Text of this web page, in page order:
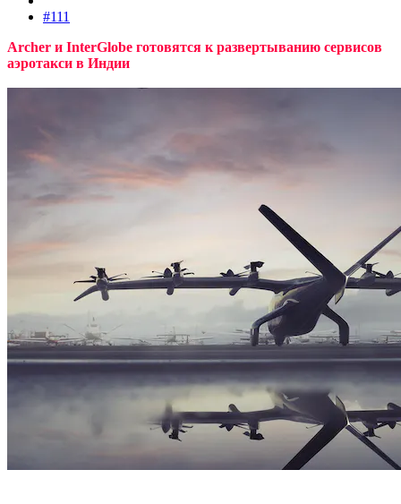
#111
Archer и InterGlobe готовятся к развертыванию сервисов
аэротакси в Индии